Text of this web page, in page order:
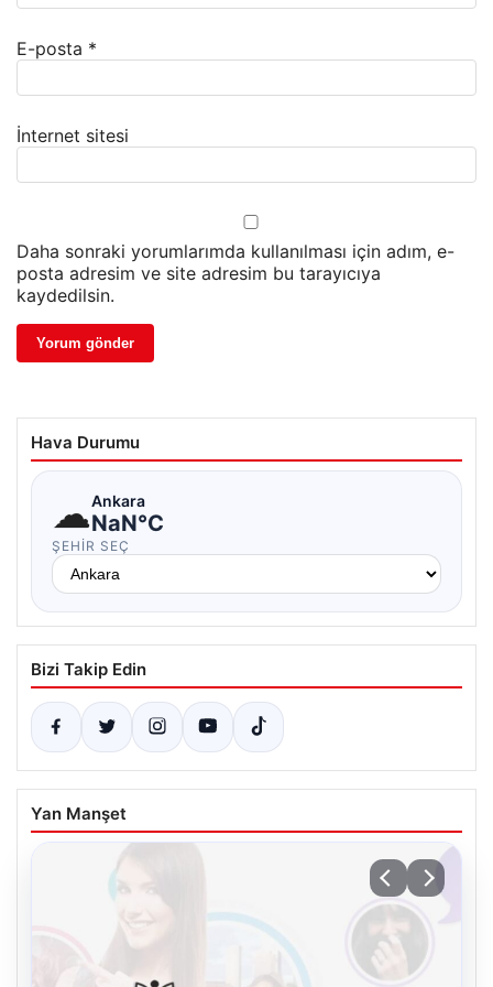
E-posta *
İnternet sitesi
Daha sonraki yorumlarımda kullanılması için adım, e-
posta adresim ve site adresim bu tarayıcıya
kaydedilsin.
Hava Durumu
☁Ankara
NaN°C
ŞEHIR SEÇ
Bizi Takip Edin
Yan Manşet